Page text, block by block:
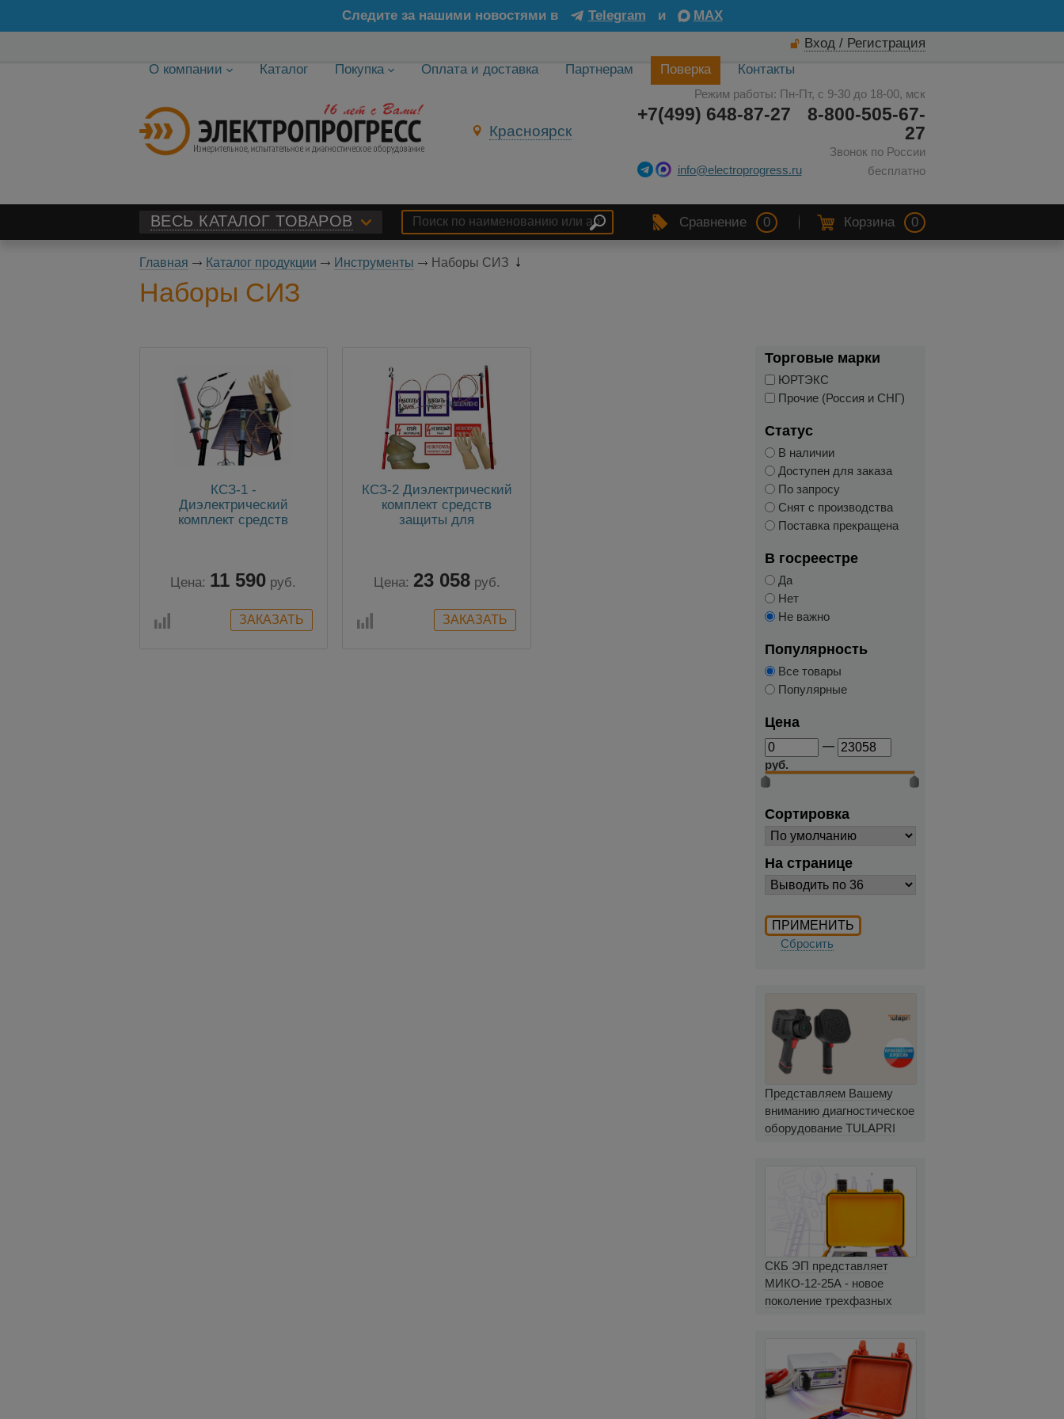
Следите за нашими новостями в Telegram и
MAX
Вход / Регистрация
О компании
Каталог Покупка Оплата и доставка Партнерам Поверка Контакты
Красноярск
Режим работы: Пн-Пт, с 9-30 до 18-00, мск
8-800-505-67-
27
Звонок по России
бесплатно
+7(499) 648-87-27
info@electroprogress.ru
ВЕСЬ КАТАЛОГ ТОВАРОВ Сравнение 0 Корзина 0
Главная Каталог продукции Инструменты Наборы СИЗ
Наборы СИЗ
КСЗ-1 -
Диэлектрический
комплект средств
Цена: 11 590 руб.
КСЗ-2 Диэлектрический
комплект средств
защиты для
Цена: 23 058 руб.
Торговые марки
ЮРТЭКС
Прочие (Россия и СНГ)
Статус
В наличии
Доступен для заказа
По запросу
Снят с производства
Поставка прекращена
В госреестре
Да
Нет
Не важно
Популярность
Все товары
Популярные
Цена
—
руб.
Сортировка
На странице
Сбросить
Представляем Вашему
вниманию диагностическое
оборудование TULAPRI
СКБ ЭП представляет
МИКО-12-25А - новое
поколение трехфазных